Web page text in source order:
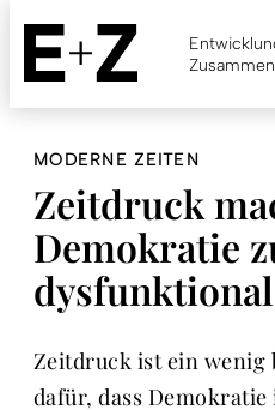
Skip
main
content
MODERNE ZEITEN
Zeitdruck
Demokratie
dysfunktional
Zeitdruck ist ein wenig
dafür, dass